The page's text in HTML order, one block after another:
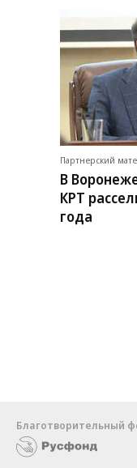
Партнерский
В
КРТ
года
Благотворительный